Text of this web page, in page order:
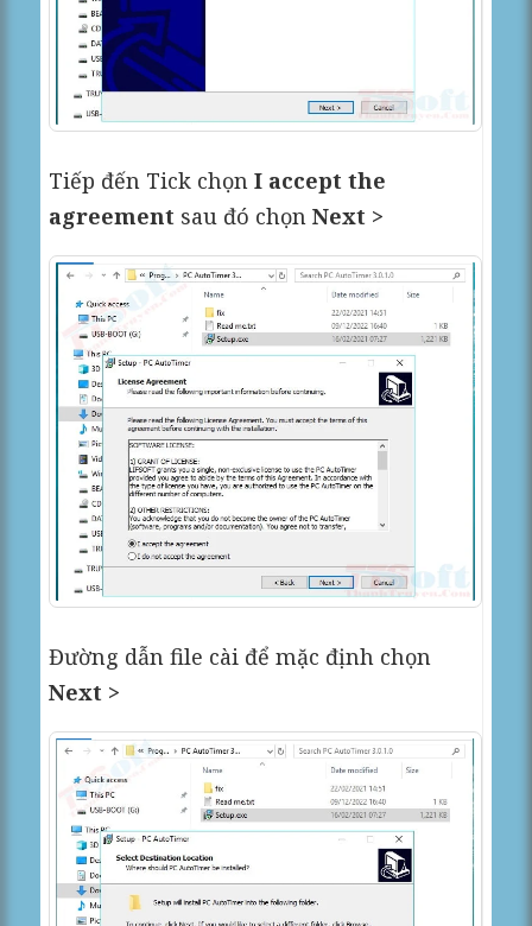
Tiếp đến Tick chọnI accept the
agreement sau đó chọnNext >
Đường dẫn file cài để mặc định chọn
Next >